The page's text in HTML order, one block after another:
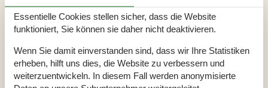
Badezimmer
Dusche
Waschbecken
WC
Diverse
Anzahl Badezimmer 1
Anzahl Schlafzimmer 1
Essentielle Cookies stellen sicher, dass die Website
funktioniert, Sie können sie daher nicht deaktivieren.
Wenn Sie damit einverstanden sind, dass wir Ihre Statistiken
erheben, hilft uns dies, die Website zu verbessern und
weiterzuentwickeln. In diesem Fall werden anonymisierte